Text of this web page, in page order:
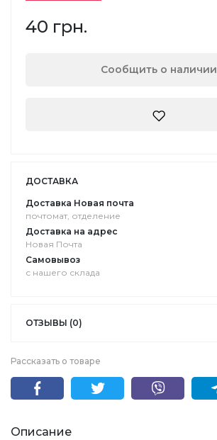
40 грн.
Сообщить о наличии
ДОСТАВКА
Доставка Новая почта
почтомат, отделение
Доставка на адрес
Новая Почта
Самовывоз
с нашего склада
ОТЗЫВЫ (0)
Рассказать о товаре
Описание